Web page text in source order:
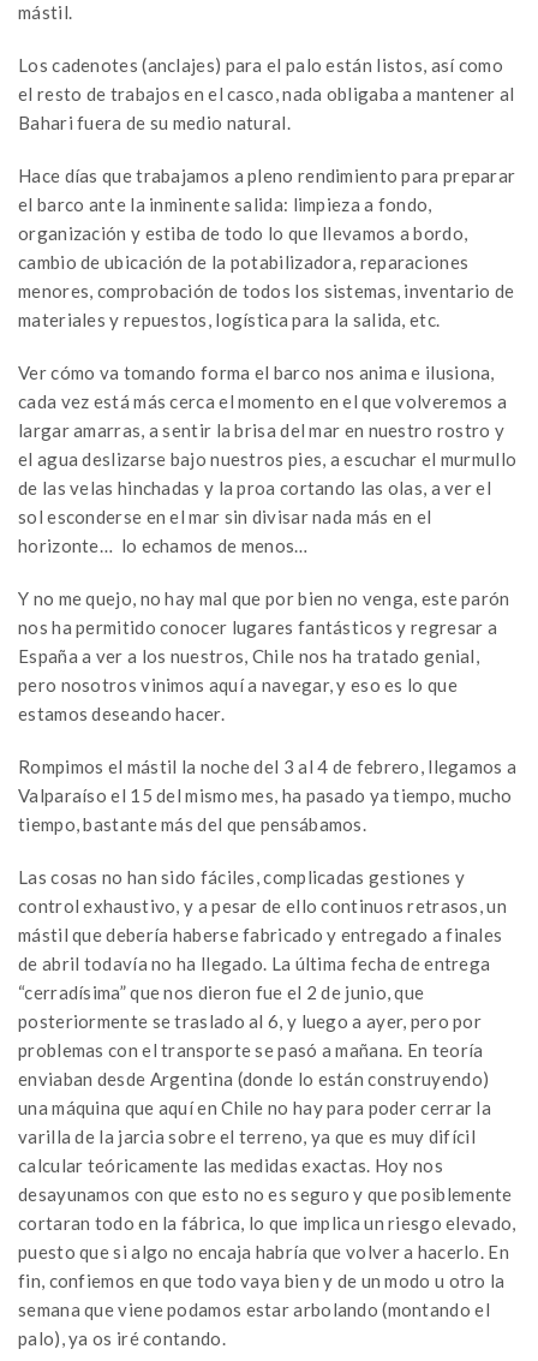
mástil.
Los cadenotes (anclajes) para el palo están listos, así como
el resto de trabajos en el casco, nada obligaba a mantener al
Bahari fuera de su medio natural.
Hace días que trabajamos a pleno rendimiento para preparar
el barco ante la inminente salida: limpieza a fondo,
organización y estiba de todo lo que llevamos a bordo,
cambio de ubicación de la potabilizadora, reparaciones
menores, comprobación de todos los sistemas, inventario de
materiales y repuestos, logística para la salida, etc.
Ver cómo va tomando forma el barco nos anima e ilusiona,
cada vez está más cerca el momento en el que volveremos a
largar amarras, a sentir la brisa del mar en nuestro rostro y
el agua deslizarse bajo nuestros pies, a escuchar el murmullo
de las velas hinchadas y la proa cortando las olas, a ver el
sol esconderse en el mar sin divisar nada más en el
horizonte… lo echamos de menos…
Y no me quejo, no hay mal que por bien no venga, este parón
nos ha permitido conocer lugares fantásticos y regresar a
España a ver a los nuestros, Chile nos ha tratado genial,
pero nosotros vinimos aquí a navegar, y eso es lo que
estamos deseando hacer.
Rompimos el mástil la noche del 3 al 4 de febrero, llegamos a
Valparaíso el 15 del mismo mes, ha pasado ya tiempo, mucho
tiempo, bastante más del que pensábamos.
Las cosas no han sido fáciles, complicadas gestiones y
control exhaustivo, y a pesar de ello continuos retrasos, un
mástil que debería haberse fabricado y entregado a finales
de abril todavía no ha llegado. La última fecha de entrega
“cerradísima” que nos dieron fue el 2 de junio, que
posteriormente se traslado al 6, y luego a ayer, pero por
problemas con el transporte se pasó a mañana. En teoría
enviaban desde Argentina (donde lo están construyendo)
una máquina que aquí en Chile no hay para poder cerrar la
varilla de la jarcia sobre el terreno, ya que es muy difícil
calcular teóricamente las medidas exactas. Hoy nos
desayunamos con que esto no es seguro y que posiblemente
cortaran todo en la fábrica, lo que implica un riesgo elevado,
puesto que si algo no encaja habría que volver a hacerlo. En
fin, confiemos en que todo vaya bien y de un modo u otro la
semana que viene podamos estar arbolando (montando el
palo), ya os iré contando.